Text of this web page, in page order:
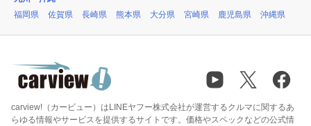
福岡県
佐賀県 長崎県 熊本県 大分県 宮崎県 鹿児島県 沖縄県
carview!（カービュー）はLINEヤフー株式会社が運営するクルマに関するあ
らゆる情報やサービスを提供するサイトです。価格やスペックなどの公式情